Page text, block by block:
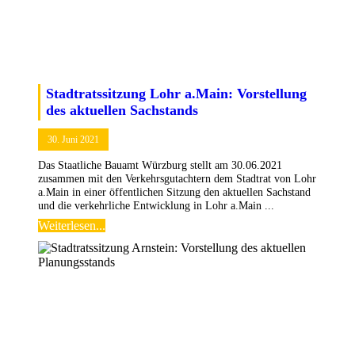
Stadtratssitzung Lohr a.Main: Vorstellung
des aktuellen Sachstands
30. Juni 2021
Das Staatliche Bauamt Würzburg stellt am 30.06.2021
zusammen mit den Verkehrsgutachtern dem Stadtrat von Lohr
a.Main in einer öffentlichen Sitzung den aktuellen Sachstand
und die verkehrliche Entwicklung in Lohr a.Main ...
Weiterlesen...